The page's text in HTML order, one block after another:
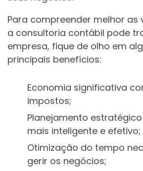
Para compreender melhor as
a consultoria contábil pode
empresa, fique de olho em
principais benefícios:
Economia significativa
impostos;
Planejamento
mais inteligente e efetivo;
Otimização do tempo
gerir os negócios;